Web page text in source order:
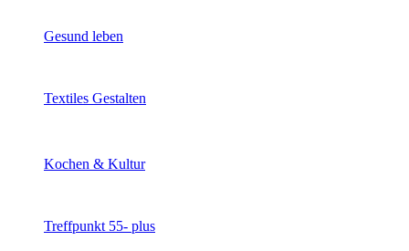
Gesund leben
Textiles Gestalten
Kochen & Kultur
Treffpunkt 55- plus